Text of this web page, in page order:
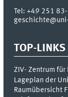
Tel:+49 251
TOP-LINKS
ZIV- Zentrum
Lageplan der Uni
Raumübersicht